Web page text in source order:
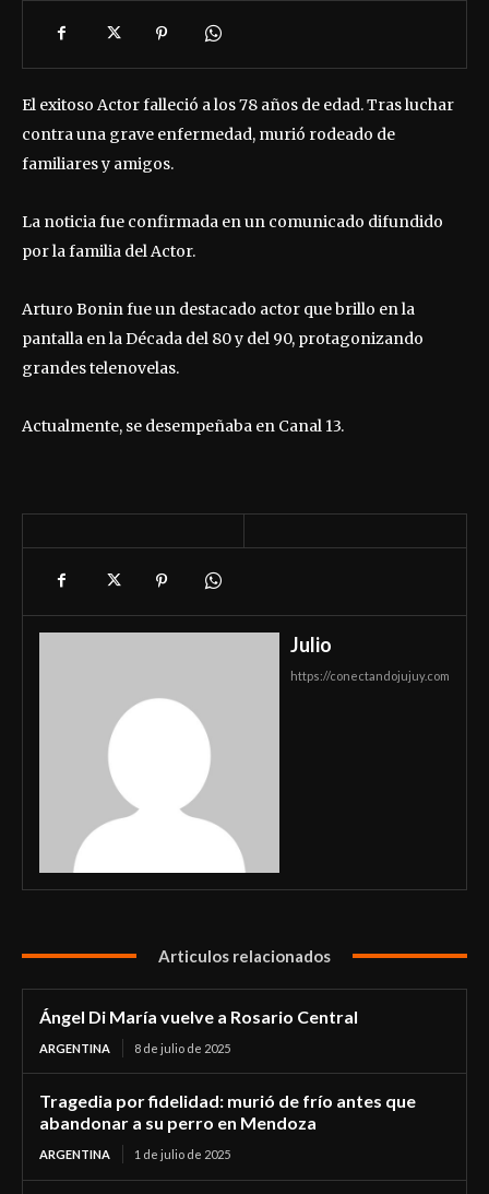
El exitoso Actor falleció a los 78 años de edad. Tras luchar
contra una grave enfermedad, murió rodeado de
familiares y amigos.
La noticia fue confirmada en un comunicado difundido
por la familia del Actor.
Arturo Bonin fue un destacado actor que brillo en la
pantalla en la Década del 80 y del 90, protagonizando
grandes telenovelas.
Actualmente, se desempeñaba en Canal 13.
Julio
https://conectandojujuy.com
Articulos relacionados
Ángel Di María vuelve a Rosario Central
ARGENTINA 8 de julio de 2025
Tragedia por fidelidad: murió de frío antes que
abandonar a su perro en Mendoza
ARGENTINA 1 de julio de 2025